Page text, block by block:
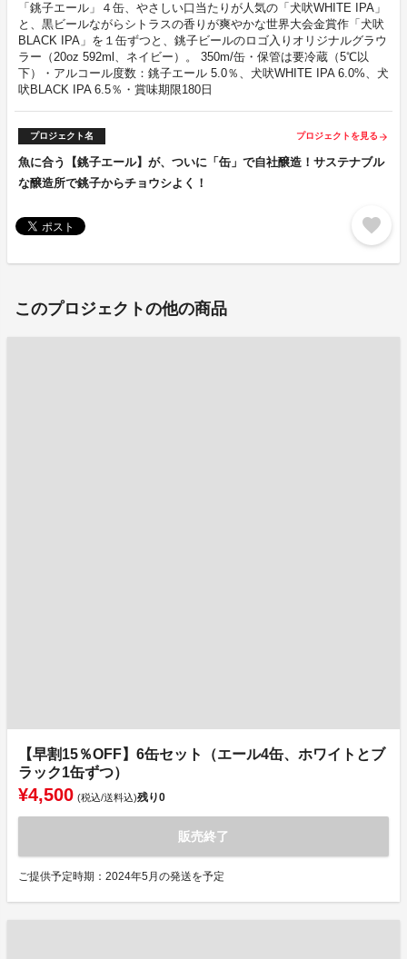
「銚子エール」４缶、やさしい口当たりが人気の「犬吠WHITE IPA」
と、黒ビールながらシトラスの香りが爽やかな世界大会金賞作「犬吠
BLACK IPA」を１缶ずつと、銚子ビールのロゴ入りオリジナルグラウ
ラー（20oz 592ml、ネイビー）。 350m/缶・保管は要冷蔵（5℃以
下）・アルコール度数：銚子エール 5.0％、犬吠WHITE IPA 6.0%、犬
吠BLACK IPA 6.5％・賞味期限180日
プロジェクト名 プロジェクトを見る arrow_forward
魚に合う【銚子エール】が、ついに「缶」で自社醸造！サステナブル
な醸造所で銚子からチョウシよく！
favorite
このプロジェクトの他の商品
【早割15％OFF】6缶セット（エール4缶、ホワイトとブ
ラック1缶ずつ）
¥4,500 (税込/送料込)残り0
販売終了
ご提供予定時期：2024年5月の発送を予定